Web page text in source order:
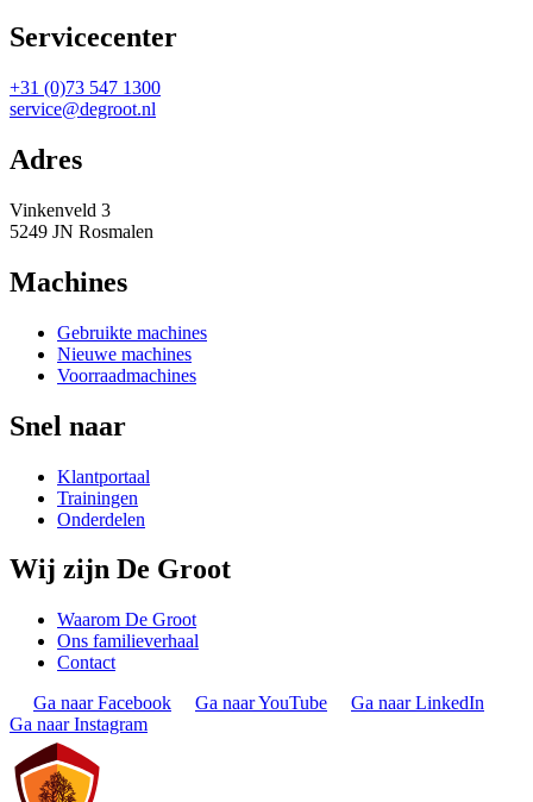
Servicecenter
+31 (0)73 547 1300
service@degroot.nl
Adres
Vinkenveld 3
5249 JN Rosmalen
Machines
Gebruikte machines
Nieuwe machines
Voorraadmachines
Snel naar
Klantportaal
Trainingen
Onderdelen
Wij zijn De Groot
Waarom De Groot
Ons familieverhaal
Contact
Ga naar Facebook
Ga naar YouTube
Ga naar LinkedIn
Ga naar Instagram